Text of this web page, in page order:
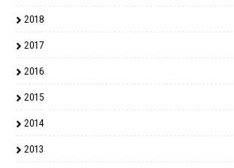
2018
2017
2016
2015
2014
2013